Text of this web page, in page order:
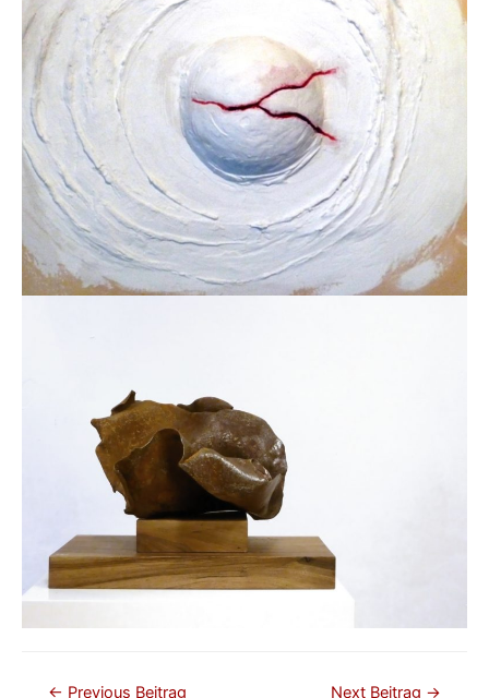
Beitragsnavigation
← Previous Beitrag Next Beitrag →